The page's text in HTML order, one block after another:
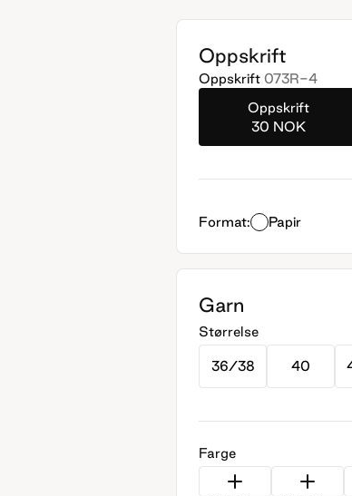
Oppskrift
Oppskrift 073R-4
Oppskrift
30 NOK
Format: Papir
Garn
Størrelse
36/38 40
Farge